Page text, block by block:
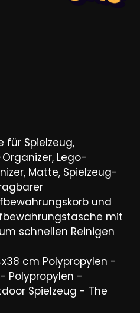
für Spielzeug,
Lego-
Matte, Spielzeug-
und
mit
schnellen Reinigen
cm Polypropylen -
Polypropylen -
Spielzeug - The